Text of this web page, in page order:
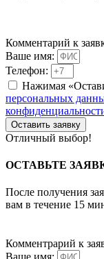
Комментарий к
Ваше имя:
Телефон:
Нажимая
персональных
Оставить заявку
Отличный выбор!
ОСТАВЬТЕ
После получения
вам в течение 15
Комментрарий к
Ваше имя: